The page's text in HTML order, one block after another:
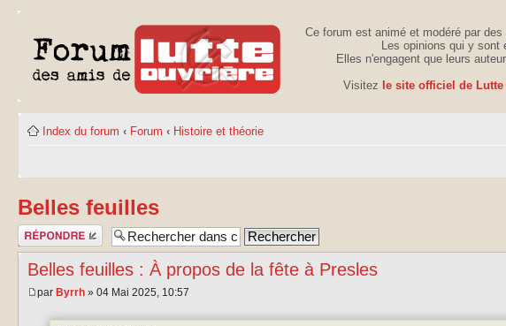
Ce forum est animé et modéré par
Les opinions qui y sont
Elles n'engagent que leurs
Visitez le site officiel de
Index du forum ‹ Forum ‹ Histoire et théorie
Belles feuilles
Publier une
réponse
Belles feuilles : À propos de la fête à Presles
par Byrrh » 04 Mai 2025, 10:57